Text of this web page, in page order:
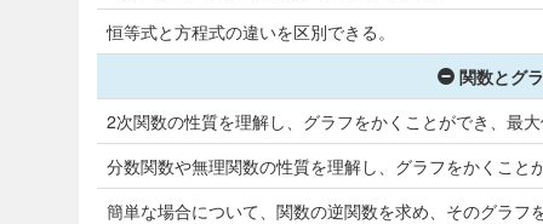
恒等式と方程式の違いを区別できる。
関数とグ
2次関数の性質を理解し、グラフをかくことができ、最
分数関数や無理関数の性質を理解し、グラフをかくこと
簡単な場合について、関数の逆関数を求め、そのグラフ